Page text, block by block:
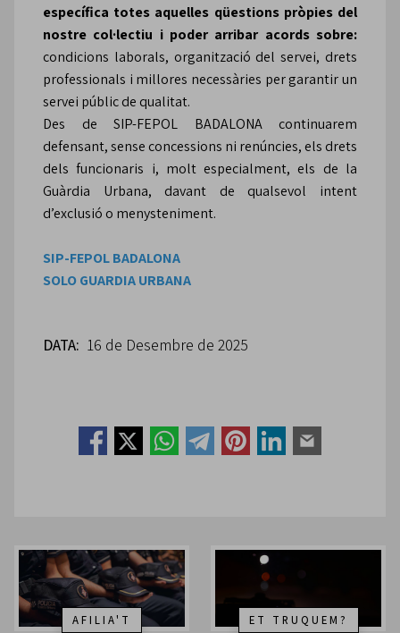
específica totes aquelles qüestions pròpies del
nostre col·lectiu i poder arribar acords sobre:
condicions laborals, organització del servei, drets
professionals i millores necessàries per garantir un
servei públic de qualitat.
Des de SIP-FEPOL BADALONA continuarem
defensant, sense concessions ni renúncies, els drets
dels funcionaris i, molt especialment, els de la
Guàrdia Urbana, davant de qualsevol intent
d’exclusió o menysteniment.
SIP-FEPOL BADALONA
SOLO GUARDIA URBANA
DATA: 16 de Desembre de 2025
AFILIA'T ET TRUQUEM?